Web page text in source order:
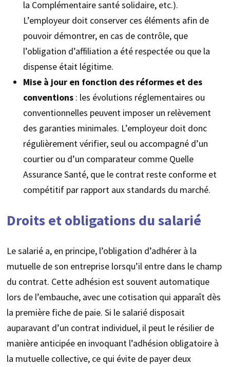
la Complémentaire santé solidaire, etc.).
L’employeur doit conserver ces éléments afin de
pouvoir démontrer, en cas de contrôle, que
l’obligation d’affiliation a été respectée ou que la
dispense était légitime.
Mise à jour en fonction des réformes et des
conventions: les évolutions réglementaires ou
conventionnelles peuvent imposer un relèvement
des garanties minimales. L’employeur doit donc
régulièrement vérifier, seul ou accompagné d’un
courtier ou d’un comparateur comme Quelle
Assurance Santé, que le contrat reste conforme et
compétitif par rapport aux standards du marché.
Droits et obligations du salarié
Le salarié a, en principe, l’obligation d’adhérer à la
mutuelle de son entreprise lorsqu’il entre dans le champ
du contrat. Cette adhésion est souvent automatique
lors de l’embauche, avec une cotisation qui apparaît dès
la première fiche de paie. Si le salarié disposait
auparavant d’un contrat individuel, il peut le résilier de
manière anticipée en invoquant l’adhésion obligatoire à
la mutuelle collective, ce qui évite de payer deux